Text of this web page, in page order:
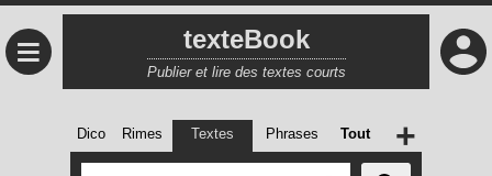
≡ texteBook
Publier et lire des textes courts
Dico Rimes Textes Phrases Tout +